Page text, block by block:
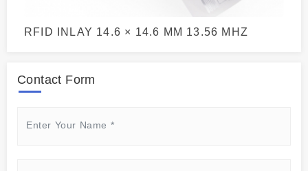
RFID INLAY 14.6 × 14.6 MM 13.56 MHZ
Contact Form